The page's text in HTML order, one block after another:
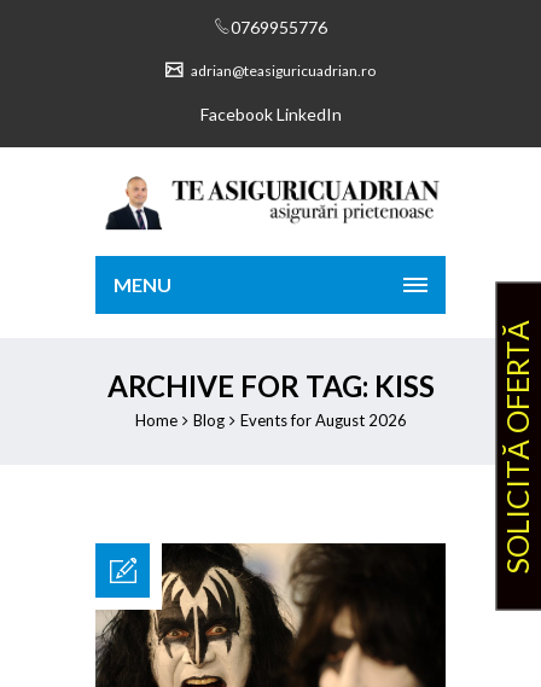
0769955776
adrian@teasiguricuadrian.ro
Facebook LinkedIn
MENU
ARCHIVE FOR TAG: KISS
Home Blog Events for August 2026 SOLICITĂ OFERTĂ